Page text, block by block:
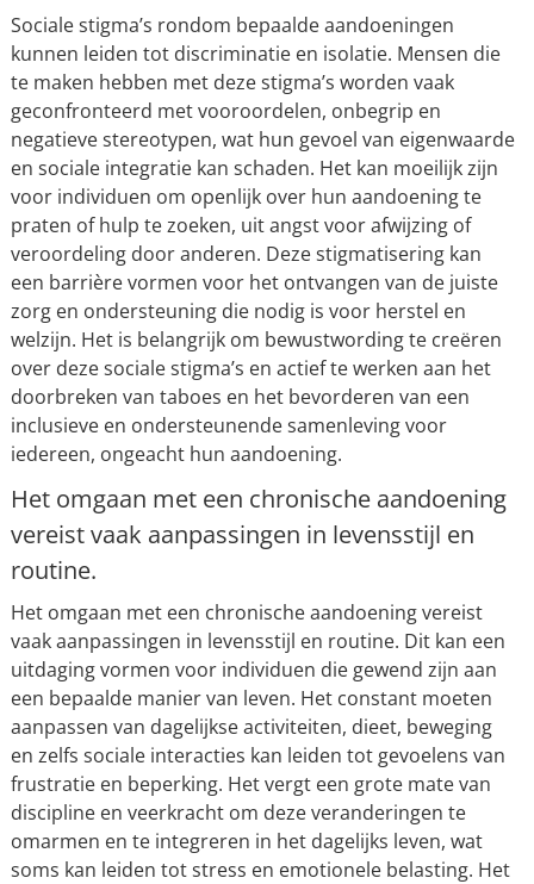
Sociale stigma’s rondom bepaalde aandoeningen
kunnen leiden tot discriminatie en isolatie. Mensen die
te maken hebben met deze stigma’s worden vaak
geconfronteerd met vooroordelen, onbegrip en
negatieve stereotypen, wat hun gevoel van eigenwaarde
en sociale integratie kan schaden. Het kan moeilijk zijn
voor individuen om openlijk over hun aandoening te
praten of hulp te zoeken, uit angst voor afwijzing of
veroordeling door anderen. Deze stigmatisering kan
een barrière vormen voor het ontvangen van de juiste
zorg en ondersteuning die nodig is voor herstel en
welzijn. Het is belangrijk om bewustwording te creëren
over deze sociale stigma’s en actief te werken aan het
doorbreken van taboes en het bevorderen van een
inclusieve en ondersteunende samenleving voor
iedereen, ongeacht hun aandoening.
Het omgaan met een chronische aandoening
vereist vaak aanpassingen in levensstijl en
routine.
Het omgaan met een chronische aandoening vereist
vaak aanpassingen in levensstijl en routine. Dit kan een
uitdaging vormen voor individuen die gewend zijn aan
een bepaalde manier van leven. Het constant moeten
aanpassen van dagelijkse activiteiten, dieet, beweging
en zelfs sociale interacties kan leiden tot gevoelens van
frustratie en beperking. Het vergt een grote mate van
discipline en veerkracht om deze veranderingen te
omarmen en te integreren in het dagelijks leven, wat
soms kan leiden tot stress en emotionele belasting. Het